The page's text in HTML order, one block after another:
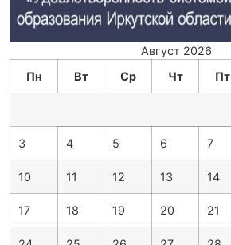
Август 2026
Пн
Вт Ср Чт Пт
3 4 5 6 7
10 11 12 13 14
17 18 19 20 21